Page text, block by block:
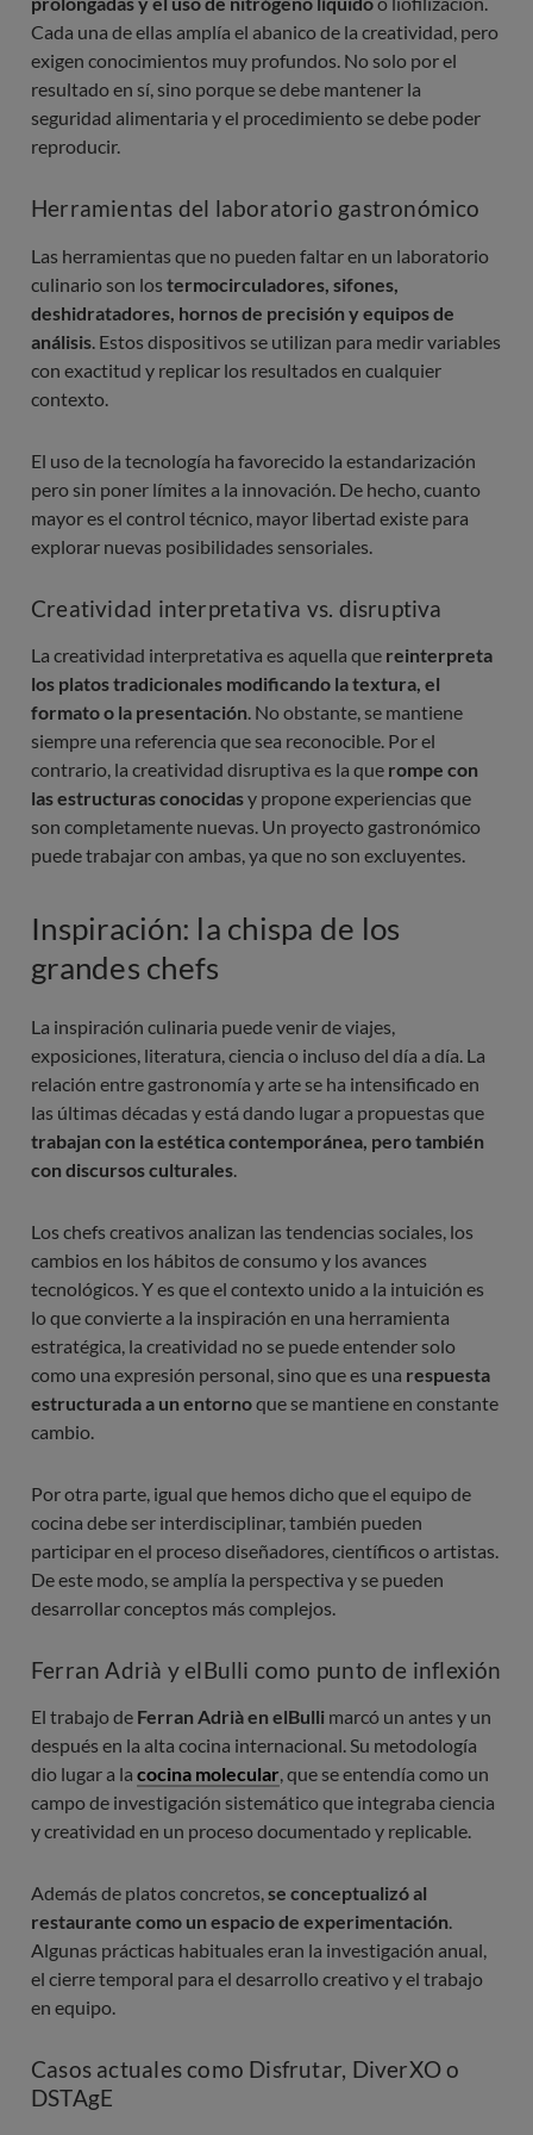
Cada una de ellas amplía el abanico de la creatividad, pero
exigen conocimientos muy profundos. No solo por el
resultado en sí, sino porque se debe mantener la
seguridad alimentaria y el procedimiento se debe poder
reproducir.
Herramientas del laboratorio gastronómico
Las herramientas que no pueden faltar en un laboratorio
culinario son los termocirculadores, sifones,
deshidratadores, hornos de precisión y equipos de
análisis . Estos dispositivos se utilizan para medir variables
con exactitud y replicar los resultados en cualquier
contexto.
El uso de la tecnología ha favorecido la estandarización
pero sin poner límites a la innovación. De hecho, cuanto
mayor es el control técnico, mayor libertad existe para
explorar nuevas posibilidades sensoriales.
Creatividad interpretativa vs. disruptiva
La creatividad interpretativa es aquella que reinterpreta
los platos tradicionales modificando la textura, el
formato o la presentación. No obstante, se mantiene
siempre una referencia que sea reconocible. Por el
contrario, la creatividad disruptiva es la que rompe con
las estructuras conocidasy propone experiencias que
son completamente nuevas. Un proyecto gastronómico
puede trabajar con ambas, ya que no son excluyentes.
Inspiración: la chispa de los
grandes chefs
La inspiración culinaria puede venir de viajes,
exposiciones, literatura, ciencia o incluso del día a día. La
relación entre gastronomía y arte se ha intensificado en
las últimas décadas y está dando lugar a propuestas que
trabajan con la estética contemporánea, pero también
con discursos culturales
Los chefs creativos analizan las tendencias sociales, los
cambios en los hábitos de consumo y los avances
tecnológicos. Y es que el contexto unido a la intuición es
lo que convierte a la inspiración en una herramienta
estratégica, la creatividad no se puede entender solo
como una expresión personal, sino que es una respuesta
estructurada a un entornoque se mantiene en constante
cambio.
Por otra parte, igual que hemos dicho que el equipo de
cocina debe ser interdisciplinar, también pueden
participar en el proceso diseñadores, científicos o artistas.
De este modo, se amplía la perspectiva y se pueden
desarrollar conceptos más complejos.
Ferran Adrià y elBulli como punto de inflexión
El trabajo de Ferran Adrià en elBulli marcó un antes y un
después en la alta cocina internacional. Su metodología
dio lugar a la cocina molecular, que se entendía como un
campo de investigación sistemático que integraba ciencia
y creatividad en un proceso documentado y replicable.
Además de platos concretos,se conceptualizó al
restaurante como un espacio de experimentación.
Algunas prácticas habituales eran la investigación anual,
el cierre temporal para el desarrollo creativo y el trabajo
en equipo.
Casos actuales como Disfrutar, DiverXO o
DSTAgE